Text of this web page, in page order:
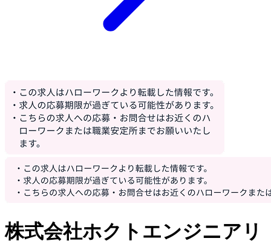
株式会社ホクトエンジニアリ